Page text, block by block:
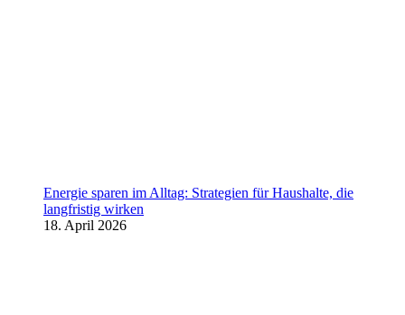
Energie sparen im Alltag: Strategien für Haushalte, die
langfristig wirken
18. April 2026